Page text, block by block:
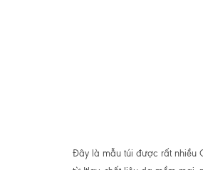
Đây là mẫu túi được rất nhiều